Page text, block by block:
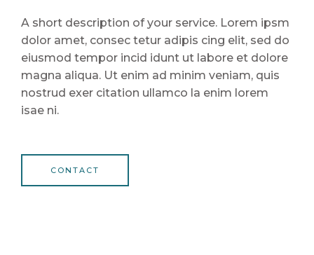
A short description of your service. Lorem ipsm
dolor amet, consec tetur adipis cing elit, sed do
eiusmod tempor incid idunt ut labore et dolore
magna aliqua. Ut enim ad minim veniam, quis
nostrud exer citation ullamco la enim lorem
isae ni.
CONTACT